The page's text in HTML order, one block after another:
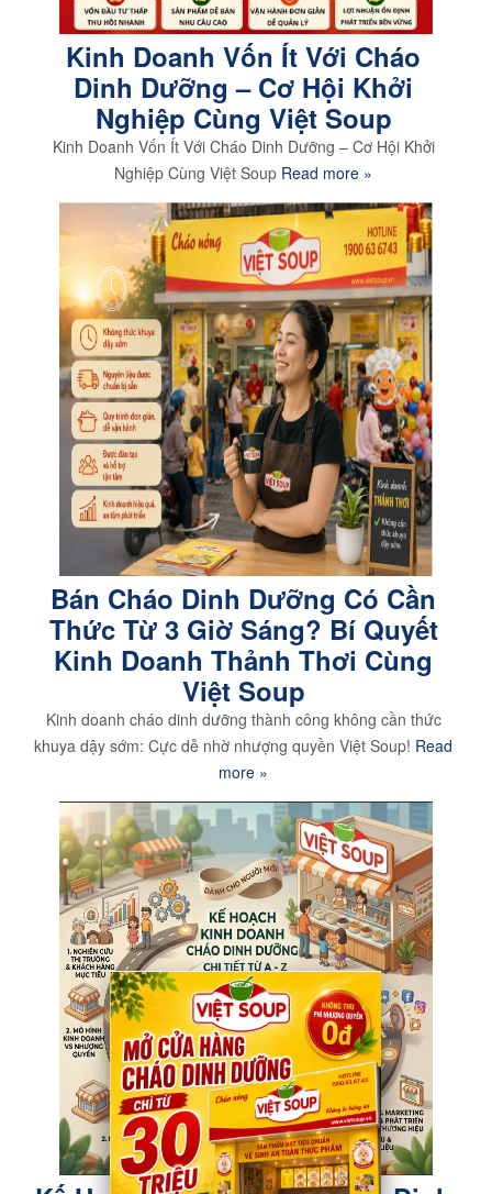
Kinh Doanh Vốn Ít Với Cháo
Dinh Dưỡng – Cơ Hội Khởi
Nghiệp Cùng Việt Soup
Kinh Doanh Vốn Ít Với Cháo Dinh Dưỡng – Cơ Hội Khởi
Nghiệp Cùng Việt Soup Read more »
Bán Cháo Dinh Dưỡng Có Cần
Thức Từ 3 Giờ Sáng? Bí Quyết
Kinh Doanh Thảnh Thơi Cùng
Việt Soup
Kinh doanh cháo dinh dưỡng thành công không cần thức
khuya dậy sớm: Cực dễ nhờ nhượng quyền Việt Soup! Read
more »